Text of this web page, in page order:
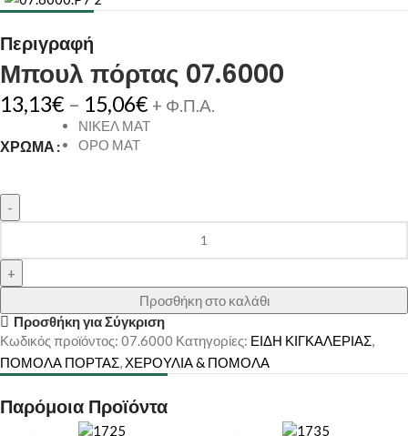
Περιγραφή
Μπουλ πόρτας 07.6000
13,13€ – 15,06€ + Φ.Π.Α.
ΧΡΏΜΑ
ΝΙΚΕΛ ΜΑΤ
ΟΡΟ ΜΑΤ
Προσθήκη στο καλάθι
Προσθήκη για Σύγκριση
Κωδικός προϊόντος: 07.6000 Κατηγορίες: ΕΙΔΗ ΚΙΓΚΑΛΕΡΙΑΣ,
ΠΟΜΟΛΑ ΠΟΡΤΑΣ,ΧΕΡΟΥΛΙΑ & ΠΟΜΟΛΑ
Παρόμοια Προϊόντα